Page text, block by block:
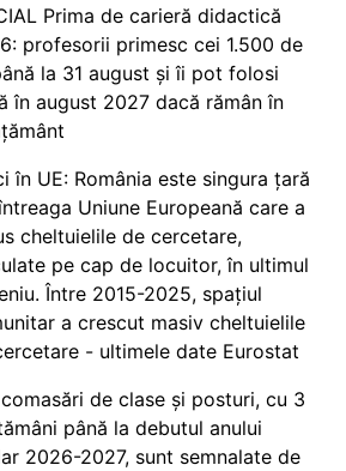
Prima de carieră didactică
profesorii primesc cei 1.500 de
la 31 august și îi pot folosi
în august 2027 dacă rămân în
în UE: România este singura țară
Uniune Europeană care a
cheltuielile de cercetare,
pe cap de locuitor, în ultimul
Între 2015-2025, spațiul
a crescut masiv cheltuielile
- ultimele date Eurostat
de clase și posturi, cu 3
până la debutul anului
2026-2027, sunt semnalate de